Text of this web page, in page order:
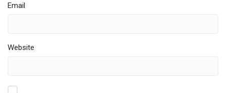
Email
Website